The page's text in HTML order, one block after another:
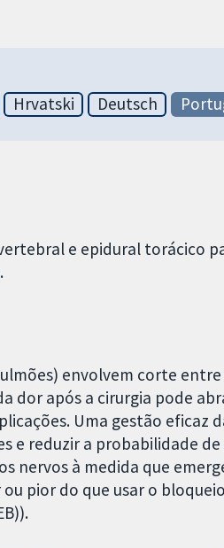
Hrvatski Deutsch
e epidural torácico
envolvem corte
dor após a cirurgia pode
Uma gestão eficaz
e reduzir a probabilidade
nervos à medida que
pior do que usar o